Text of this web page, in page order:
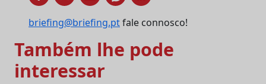
briefing@briefing.ptfale connosco!
Também lhe pode
interessar